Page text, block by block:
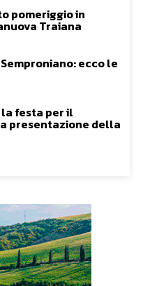
pomeriggio in
Traiana
ecco le
festa per il
presentazione della